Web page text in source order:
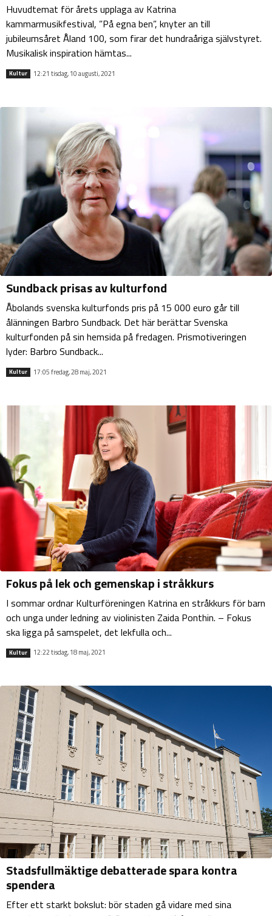
Huvudtemat för årets upplaga av Katrina
kammarmusikfestival, ”På egna ben”, knyter an till
jubileumsåret Åland 100, som firar det hundraåriga självstyret.
Musikalisk inspiration hämtas...
Kultur 12:21 tisdag, 10 augusti, 2021
Sundback prisas av kulturfond
Åbolands svenska kulturfonds pris på 15 000 euro går till
ålänningen Barbro Sundback. Det här berättar Svenska
kulturfonden på sin hemsida på fredagen. Prismotiveringen
lyder: Barbro Sundback...
Kultur 17:05 fredag, 28 maj, 2021
Fokus på lek och gemenskap i stråkkurs
I sommar ordnar Kulturföreningen Katrina en stråkkurs för barn
och unga under ledning av violinisten Zaida Ponthin. – Fokus
ska ligga på samspelet, det lekfulla och...
Kultur 12:22 tisdag, 18 maj, 2021
Stadsfullmäktige debatterade spara kontra
spendera
Efter ett starkt bokslut: bör staden gå vidare med sina